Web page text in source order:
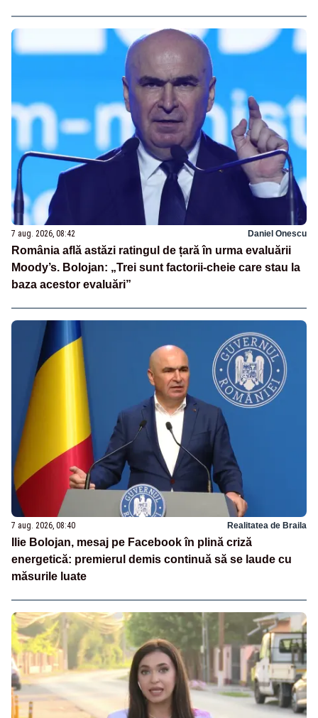
7 aug. 2026, 08:42 Daniel Onescu
România află astăzi ratingul de țară în urma evaluării
Moody’s. Bolojan: „Trei sunt factorii-cheie care stau la
baza acestor evaluări”
7 aug. 2026, 08:40 Realitatea de Braila
Ilie Bolojan, mesaj pe Facebook în plină criză
energetică: premierul demis continuă să se laude cu
măsurile luate